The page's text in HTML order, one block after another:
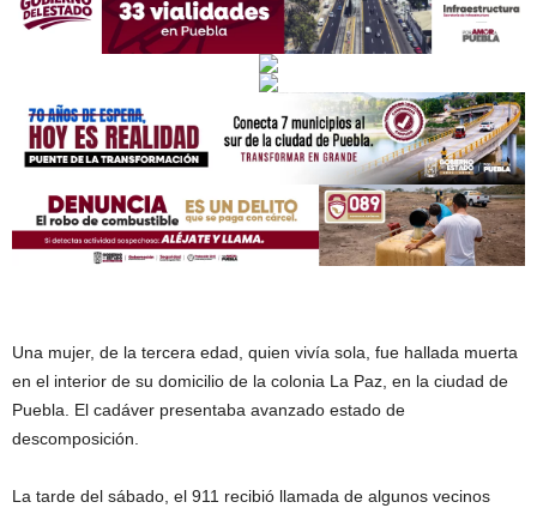
Una mujer, de la tercera edad, quien vivía sola, fue hallada muerta
en el interior de su domicilio de la colonia La Paz, en la ciudad de
Puebla. El cadáver presentaba avanzado estado de
descomposición.
La tarde del sábado, el 911 recibió llamada de algunos vecinos